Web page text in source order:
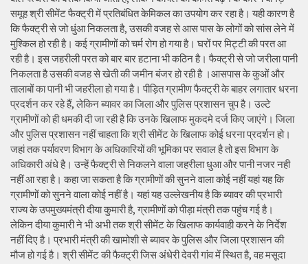
समूह श्री सीमेंट फैक्ट्री में प्रतिबंधित केमिकल का उपयोग कर रहा है। यही कारण है
कि फैक्ट्री से जो धुंआ निकलता है, उसकी वजह से आस पास के लोगों को सांस लेने में
मुश्किल हो रही है। कई ग्रामीणों को चर्म रोग हो गया है। घरों पर मिट्टी की परत आ
रही है। इस जहरीली परत को बार बार हटाना भी कठिन है। फैक्ट्री से जो जरीला पानी
निकलता है उसकी वजह से खेती की जमीन बंजर हो रही है ।आसपास के कुओं और
तालाबों का पानी भी जहरीला हो गया है। पीड़ित ग्रामीण फैक्ट्री के बाहर लगातार धरना
प्रदर्शन कर रहे हैं, लेकिन ब्यावर का जिला और पुलिस प्रशासन चुप है। उल्टे
ग्रामीणों को ही धमकी दी जा रही है कि उनके खिलाफ मुकदमे दर्ज किए जाएंगे। जिला
और पुलिस प्रशासन नहीं चाहता कि श्री सीमेंट के खिलाफ कोई धरना प्रदर्शन हो।
जहां तक पर्यावरण विभाग के अधिकारियों की भूमिका पर सवाल है तो इस विभाग के
अधिकारी अंधे है। उन्हें फैक्ट्री से निकलने वाला जहरीला धुआ और पानी नजर नही
नहीं आ रहा है। कहा जा सकता है कि ग्रामीणों की सुनने वाला कोई नहीं यहां यह कि
ग्रामीणों को सुनने वाला कोई नहीं है। यहां यह उल्लेखनीय है कि ब्यावर की प्रभारी
राज्य के उपमुख्यमंत्री दीया कुमारी है, ग्रामीणों को पीड़ा मंत्री तक पहुंच गई है।
लेकिन दीया कुमारी ने भी अभी तक श्री सीमेंट के खिलाफ कार्यवाही करने के निर्देश
नहीं दिए है। प्रभारी मंत्री की खामोशी से ब्यावर के पुलिस और जिला प्रशासन की
मौज हो गई है। श्री सीमेंट की फैक्ट्री जिस अंधेरी देवरी गांव में स्थित है, वह मसूदा